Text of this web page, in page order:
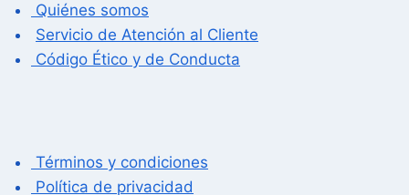
Quiénes somos
Servicio de Atención al Cliente
Código Ético y de Conducta
Términos y condiciones
Política de privacidad